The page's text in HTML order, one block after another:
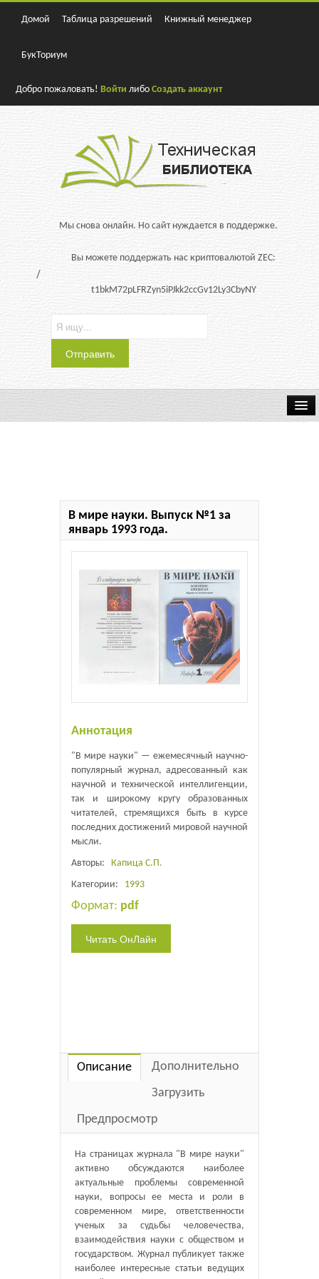
Домой Таблица разрешений Книжный менеджер
БукТориум
Добро пожаловать!Войти либоСоздать аккаунт
Мы снова онлайн. Но сайт нуждается в поддержке.
Вы можете поддержать нас криптовалютой ZEC:
t1bkM72pLFRZyn5iPJkk2ccGv12Ly3CbyNY
В мире науки. Выпуск №1 за
январь 1993 года.
Аннотация
"В мире науки" — ежемесячный научно-
популярный журнал, адресованный как
научной и технической интеллигенции,
так и широкому кругу образованных
читателей, стремящихся быть в курсе
последних достижений мировой научной
мысли.
Авторы: Капица С.П.
Категории: 1993
Формат: pdf
Описание
Дополнительно
Загрузить
Предпросмотр
На страницах журнала "В мире науки"
активно обсуждаются наиболее
актуальные проблемы современной
науки, вопросы ее места и роли в
современном мире, ответственности
ученых за судьбы человечества,
взаимодействия науки с обществом и
государством. Журнал публикует также
наиболее интересные статьи ведущих